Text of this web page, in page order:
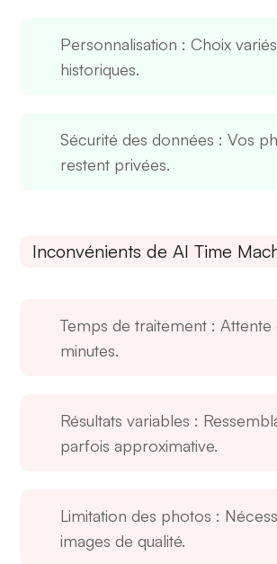
Personnalisation : Choix
historiques.
Sécurité des données : Vos
restent privées.
Inconvénients de AI Time
Temps de traitement :
minutes.
Résultats variables :
parfois approximative.
Limitation des photos :
images de qualité.